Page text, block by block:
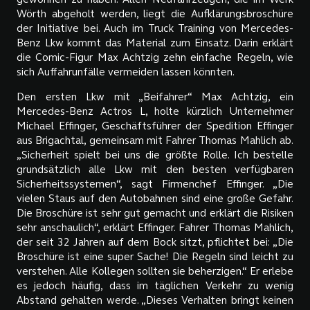
Wörth abgeholt werden, liegt die Aufklärungsbroschüre
der Initiative bei. Auch im Truck Training von Mercedes-
Benz Lkw kommt das Material zum Einsatz. Darin erklärt
die Comic-Figur Max Achtzig zehn einfache Regeln, wie
sich Auffahrunfälle vermeiden lassen könnten.
Den ersten Lkw mit „Beifahrer“ Max Achtzig, ein
Mercedes-Benz Actros L, holte kürzlich Unternehmer
Michael Effinger, Geschäftsführer der Spedition Effinger
aus Brigachtal, gemeinsam mit Fahrer Thomas Mahlich ab.
„Sicherheit spielt bei uns die größte Rolle. Ich bestelle
grundsätzlich alle Lkw mit den besten verfügbaren
Sicherheitssystemen“, sagt Firmenchef Effinger. „Die
vielen Staus auf den Autobahnen sind eine große Gefahr.
Die Broschüre ist sehr gut gemacht und erklärt die Risiken
sehr anschaulich“, erklärt Effinger. Fahrer Thomas Mahlich,
der seit 32 Jahren auf dem Bock sitzt, pflichtet bei: „Die
Broschüre ist eine super Sache! Die Regeln sind leicht zu
verstehen. Alle Kollegen sollten sie beherzigen.“ Er erlebe
es jedoch häufig, dass im täglichen Verkehr zu wenig
Abstand gehalten werde. „Dieses Verhalten bringt keinen